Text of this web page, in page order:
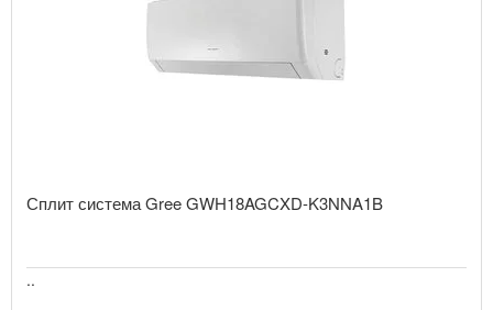
Сплит система Gree GWH18AGCXD-K3NNA1B
..